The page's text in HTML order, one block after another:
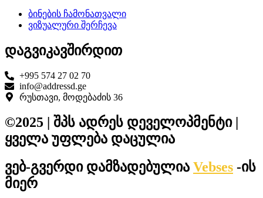
ბინების ჩამონათვალი
ვიზუალური შერჩევა
დაგვიკავშირდით
+995 574 27 02 70
info@addressd.ge
რუსთავი, მოდებაძის 36
©2025 | შპს ადრეს დეველოპმენტი |
ყველა უფლება დაცულია
ვებ-გვერდი დამზადებულია Vebses -ის
მიერ